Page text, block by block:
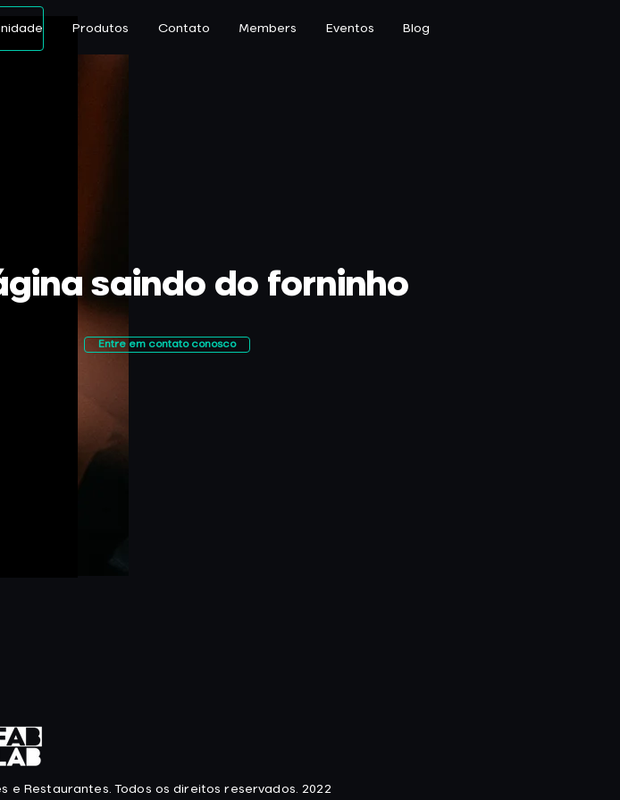
Produtos Contato Members Eventos Blog
Entre em contato conosco
saindo do forninho
Restaurantes. Todos os direitos reservados. 2022